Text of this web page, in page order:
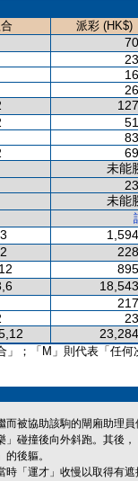
派彩 (HK$)
未能
未能
」；「M」則代表「任何
被協助該駒的閘廂助理
」碰撞後向外斜跑。其後
後軀。
時「運才」收慢以取得有